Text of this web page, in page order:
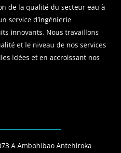
de la qualité du secteur eau à
service d’ingénierie
innovants. Nous travaillons
et le niveau de nos services
idées et en accroissant nos
A Ambohibao Antehiroka